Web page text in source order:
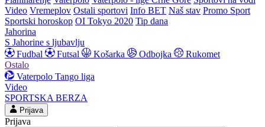
Video Vremeplov Ostali sportovi Info BET Naš stav Promo Sport
Sportski horoskop OI Tokyo 2020 Tip dana
Jahorina
S Jahorine s ljubavlju
Fudbal
Futsal Košarka Odbojka
Rukomet
Ostalo
Vaterpolo Tango liga
Video
SPORTSKA BERZA
Prijava
Prijava